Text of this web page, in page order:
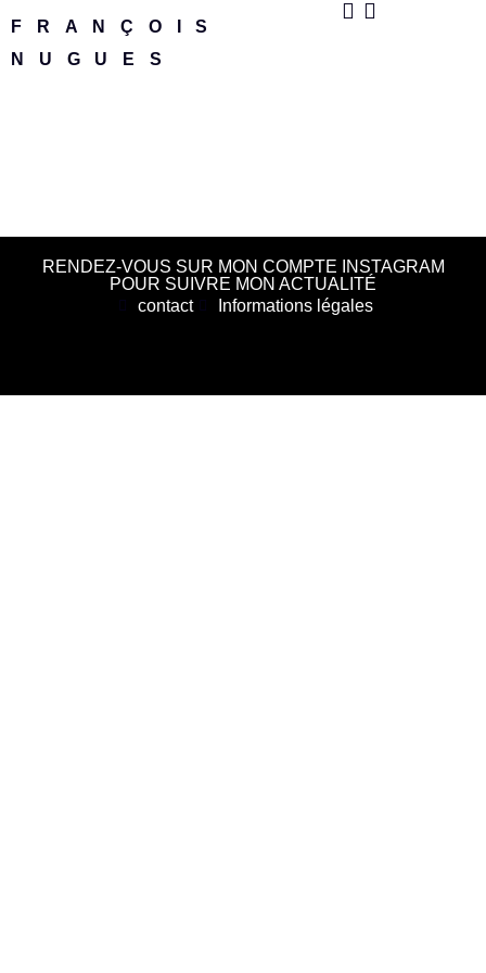
FRANÇOIS
NUGUES
RENDEZ-VOUS SUR MON COMPTE INSTAGRAM
POUR SUIVRE MON ACTUALITÉ
contact
Informations légales